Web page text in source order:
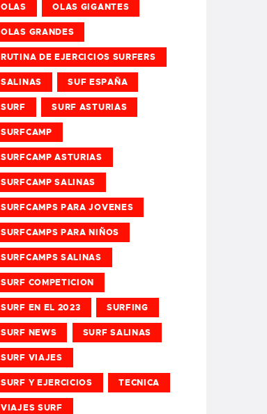
OLAS OLAS GIGANTES
OLAS GRANDES
RUTINA DE EJERCICIOS SURFERS
SALINAS SUF ESPAÑA
SURF SURF ASTURIAS
SURFCAMP
SURFCAMP ASTURIAS
SURFCAMP SALINAS
SURFCAMPS PARA JOVENES
SURFCAMPS PARA NIÑOS
SURFCAMPS SALINAS
SURF COMPETICION
SURF EN EL 2023 SURFING
SURF NEWS SURF SALINAS
SURF VIAJES
SURF Y EJERCICIOS TECNICA
VIAJES SURF